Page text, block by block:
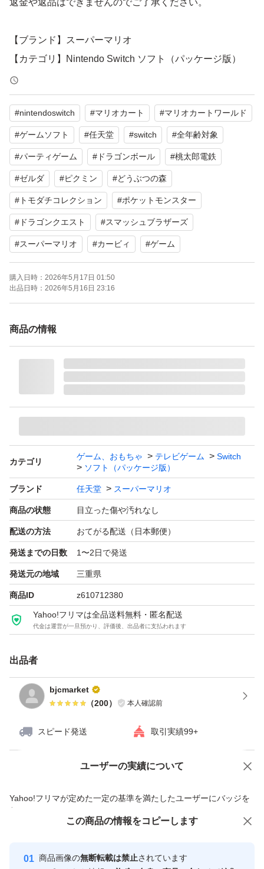
返金や返品はできませんのでご了承ください。
【ブランド】スーパーマリオ
【カテゴリ】Nintendo Switch ソフト（パッケージ版）
【商品の状態】目立った傷、汚れなし
よろしくお願いいたします。
【Switch2】 マリオカート ワールド
ブランド：任天堂 スーパーマリオ
ゲームジャンル：レース
ソフトウェア対象年齢：全年齢対象
パッケージ種類：通常版
オンライン：オンライン対応
ード対応
携帯モードプレイ人数：1.0 人
#nintendoswitch #マリオカート #マリオカートワールド
#ゲームソフト #任天堂 #switch #全年齢対象
#パーティゲーム # ドラゴンボール #桃太郎電鉄
#ゼルダ #ピクミン #どうぶつの森
# トモダチコレクション #ポケットモンスター
# ドラゴンクエスト #スマッシュブラザーズ
#スーパーマリオ #カービィ #ゲーム
購入日時： 2026年5月17日 01:50
出品日時： 2026年5月16日 23:16
商品の情報
カテゴリ
ゲーム、おもちゃ テレビゲーム
Switch
ソフト（パッケージ版）
ブランド 任天堂 スーパーマリオ
商品の状態 目立った傷や汚れなし
配送の方法 おてがる配送（日本郵便）
発送までの日数 1〜2日で発送
発送元の地域 三重県
商品ID z610712380
Yahoo!フリマは全品送料無料・匿名配送
代金は運営が一旦預かり、評価後、出品者に支払われます
出品者
bjcmarket
（200） 本人確認前
スピード発送 取引実績99+
ユーザーの実績について
Yahoo!フリマが定めた一定の基準を満たしたユーザーにバッジを
付与しています
安心取引出品者
心・安全なユーザーです
価格の相談 商品への質問
この商品の情報をコピーします
商品画像の無断転載は禁止されています
この商品をみている人にオススメ